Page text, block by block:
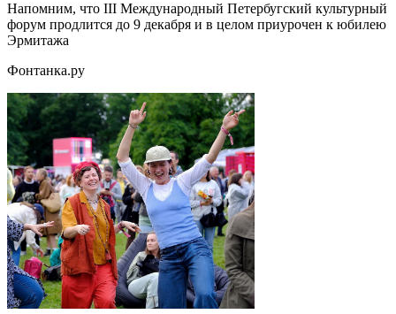
Напомним, что III Международный Петербугский культурный
форум продлится до 9 декабря и в целом приурочен к юбилею
Эрмитажа
Фонтанка.ру